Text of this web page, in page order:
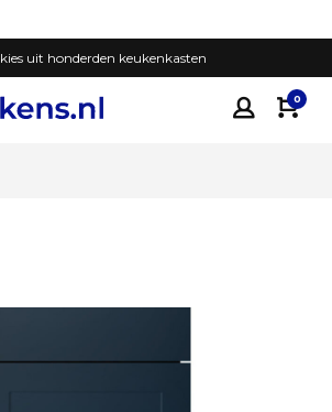
kies uit honderden keukenkasten
0